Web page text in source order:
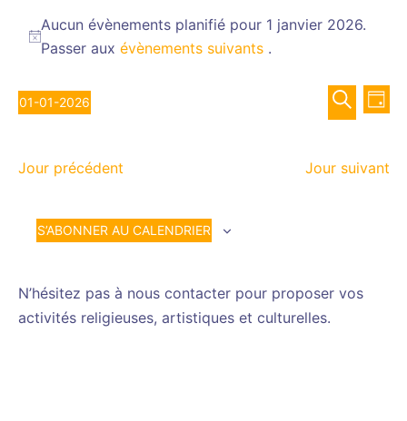
for
2026
Notice
Aucun évènements planifié pour 1 janvier 2026.
Passer aux évènements suivants .
et
de
de
JOUR
01-01-2026
date.
Jour précédent Jour suivant
S’ABONNER AU CALENDRIER
N’hésitez pas à nous contacter pour proposer vos
activités religieuses, artistiques et culturelles.